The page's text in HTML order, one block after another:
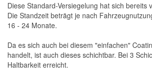
Diese Standard-Versiegelung hat sich bereits
Die Standzeit beträgt je nach
16 - 24 Monate.
Da es sich auch bei diesem "einfachen"
handelt, ist auch dieses schichtbar. Bei 3
Haltbarkeit erreicht.